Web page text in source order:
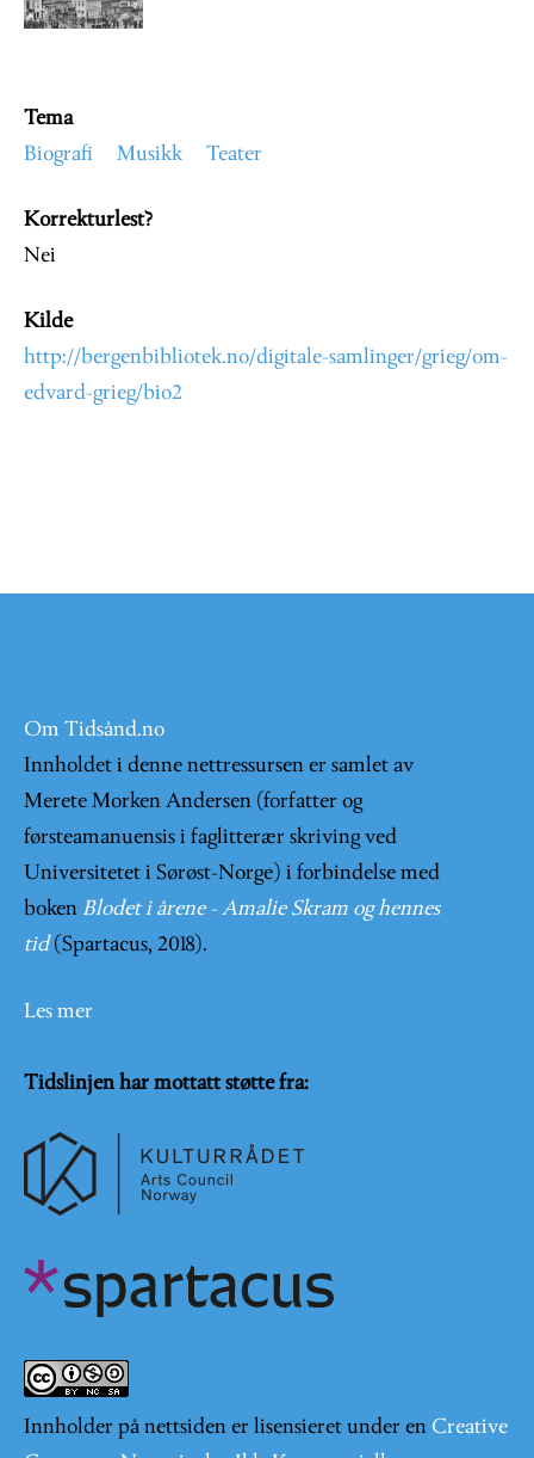
Tema
Biografi
Musikk Teater
Korrekturlest?
Nei
Kilde
http://bergenbibliotek.no/digitale-samlinger/grieg/om-
edvard-grieg/bio2
Om Tidsånd.no
Innholdet i denne nettressursen er samlet av
Merete Morken Andersen (forfatter og
førsteamanuensis i faglitterær skriving ved
Universitetet i Sørøst-Norge) i forbindelse med
boken Blodet i årene - Amalie Skram og hennes
tid (Spartacus, 2018).
Les mer
Tidslinjen har mottatt støtte fra:
Innholder på nettsiden er lisensieret under en Creative